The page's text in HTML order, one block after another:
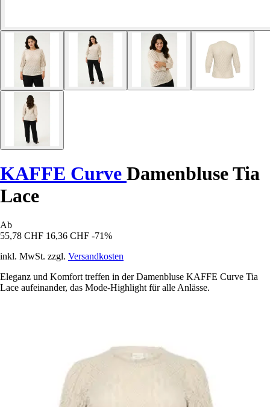
KAFFE Curve Damenbluse Tia
Lace
Ab
55,78 CHF 16,36 CHF -71%
inkl. MwSt. zzgl. Versandkosten
Eleganz und Komfort treffen in der Damenbluse KAFFE Curve Tia
Lace aufeinander, das Mode-Highlight für alle Anlässe.